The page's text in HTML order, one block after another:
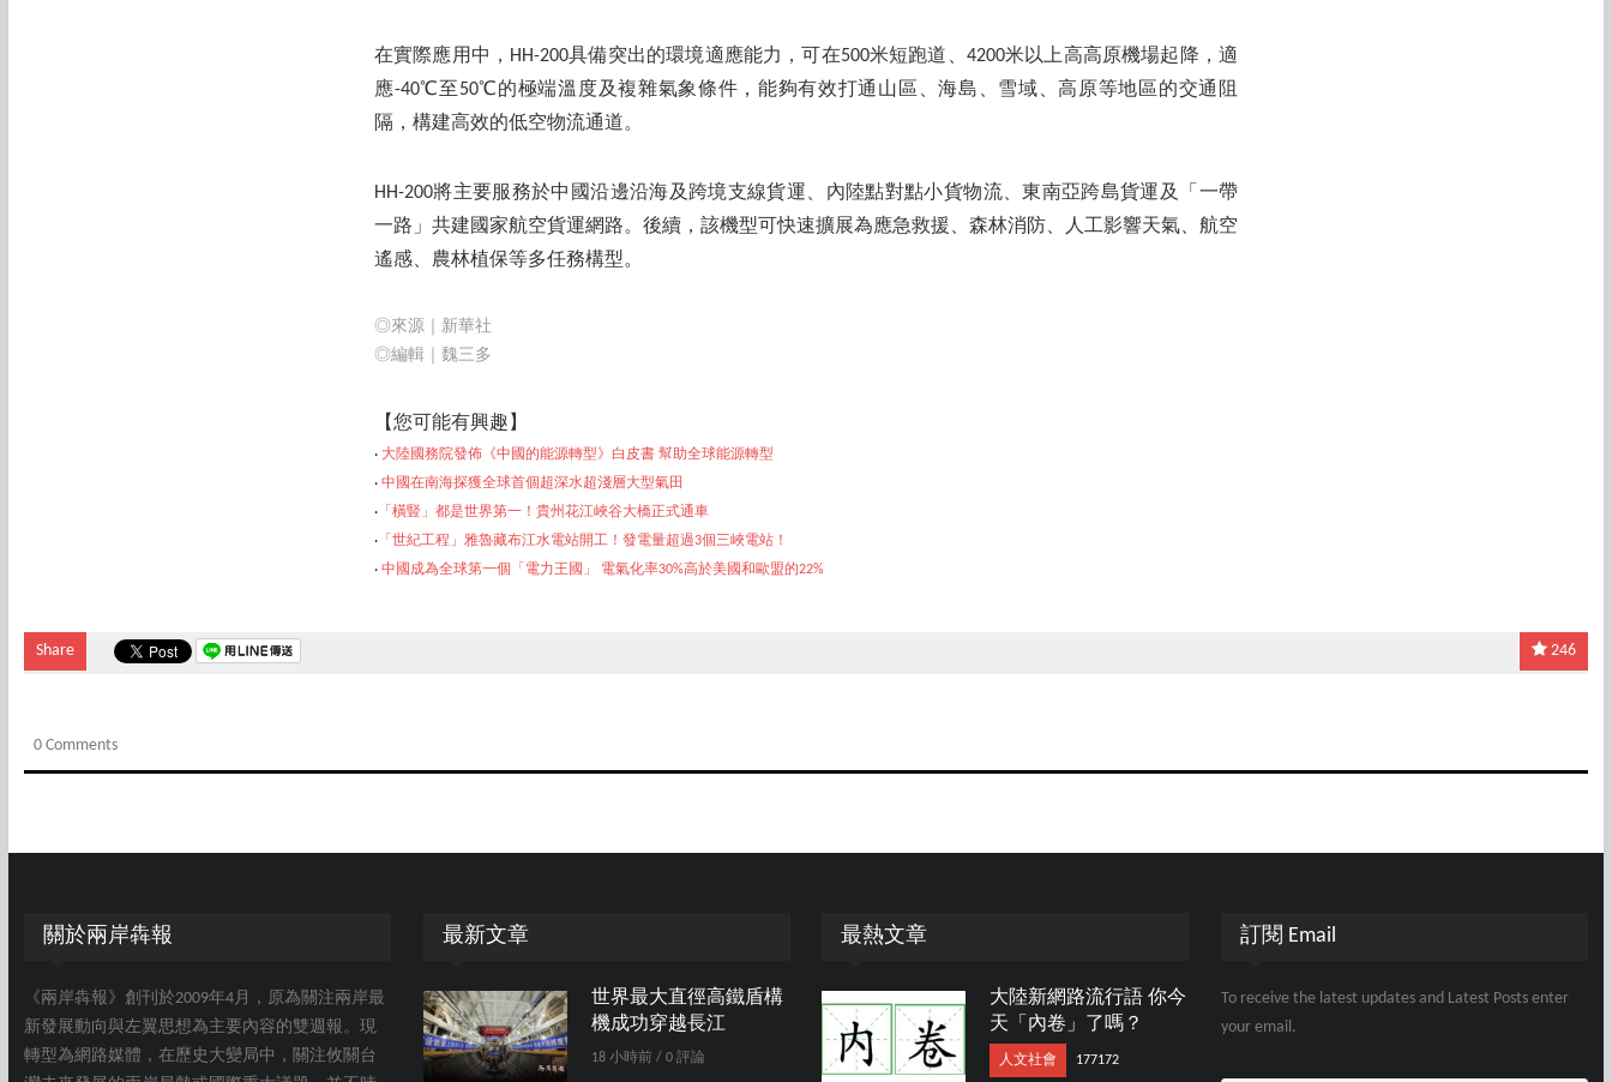
在實際應用中，HH-200具備突出的環境適應能力，可在500米短跑道、4200米以上高高原機場起降，適
應-40℃至50℃的極端溫度及複雜氣象條件，能夠有效打通山區、海島、雪域、高原等地區的交通阻
隔，構建高效的低空物流通道。
HH-200將主要服務於中國沿邊沿海及跨境支線貨運、內陸點對點小貨物流、東南亞跨島貨運及「一帶
一路」共建國家航空貨運網路。後續，該機型可快速擴展為應急救援、森林消防、人工影響天氣、航空
遙感、農林植保等多任務構型。
◎來源｜新華社
◎編輯｜魏三多
【您可能有興趣】
‧ 大陸國務院發佈《中國的能源轉型》白皮書 幫助全球能源轉型
‧ 中國在南海探獲全球首個超深水超淺層大型氣田
‧「橫豎」都是世界第一！貴州花江峽谷大橋正式通車
‧「世紀工程」雅魯藏布江水電站開工！發電量超過3個三峽電站！
‧ 中國成為全球第一個 「電力王國」 電氣化率30%高於美國和歐盟的22%
Share 246
0 Comments
關於兩岸犇報
《兩岸犇報》創刊於2009年4月，原為關注兩岸最
新發展動向與左翼思想為主要內容的雙週報。現
轉型為網路媒體，在歷史大變局中，關注攸關台
最新文章
世界最大直徑高鐵盾構
機成功穿越長江
18 小時前 / 0 評論
最熱文章
大陸新網路流行語 你今
天「內卷」了嗎？
人文社會 177172
訂閱 Email
To receive the latest updates and Latest Posts enter
your email.